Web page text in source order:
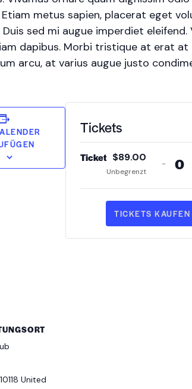
metus sapien, placerat eget
Duis sed mi augue imperdiet
dapibus. Morbi tristique at erat
arcu, at varius augue justo
Tickets
Ticket $89.00
Unbegrenzt -
A
n
z
a
TICKETS KAUFEN
10118 United